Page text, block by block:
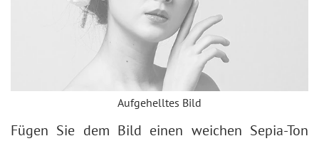
Aufgehelltes Bild
Fügen Sie dem Bild einen weichen Sepia-Ton